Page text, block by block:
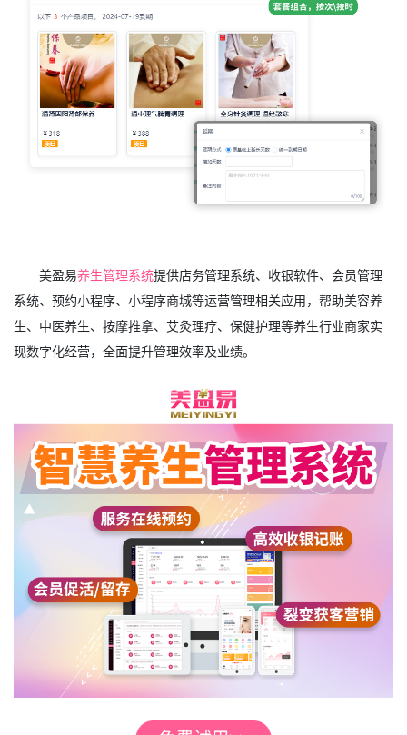
美盈易养生管理系统提供店务管理系统、收银软件、会员管理
系统、预约小程序、小程序商城等运营管理相关应用，帮助美容养
生、中医养生、按摩推拿、艾灸理疗、保健护理等养生行业商家实
现数字化经营，全面提升管理效率及业绩。